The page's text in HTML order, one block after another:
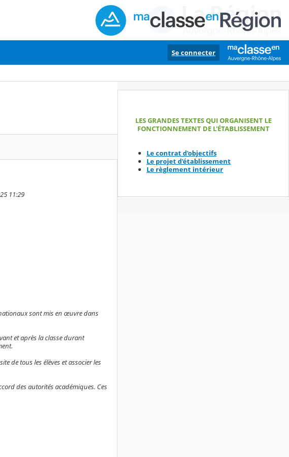
Se connecter
11:29
sont mis en œuvre dans
et après la classe durant
de tous les élèves et associer les
des autorités académiques. Ces
LES GRANDES TEXTES QUI ORGANISENT LE
FONCTIONNEMENT DE L'ÉTABLISSEMENT
Le contrat d'objectifs
Le projet d'établissement
Le règlement intérieur